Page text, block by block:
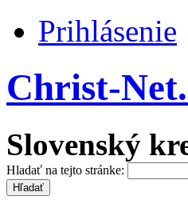
Prihlásenie
Christ-
Slovenský
Hladať na tejto stránke: